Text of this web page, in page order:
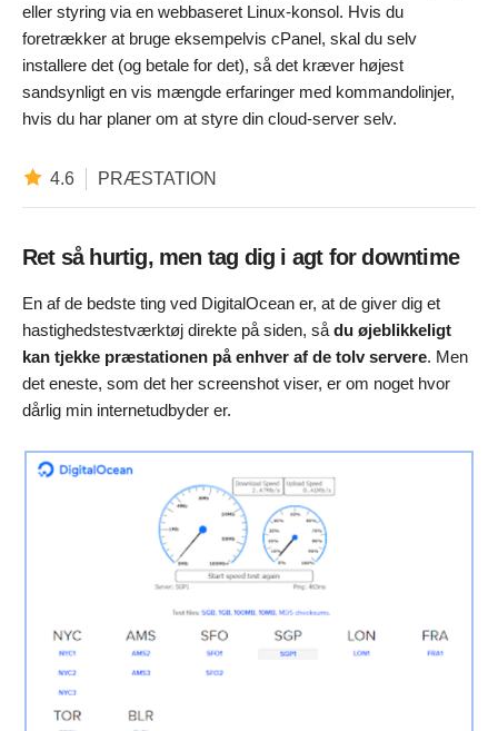
eller styring via en webbaseret Linux-konsol. Hvis du
foretrækker at bruge eksempelvis cPanel, skal du selv
installere det (og betale for det), så det kræver højest
sandsynligt en vis mængde erfaringer med kommandolinjer,
hvis du har planer om at styre din cloud-server selv.
4.6 PRÆSTATION
Ret så hurtig, men tag dig i agt for downtime
En af de bedste ting ved DigitalOcean er, at de giver dig et
hastighedstestværktøj direkte på siden, så du øjeblikkeligt
kan tjekke præstationen på enhver af de tolv servere. Men
det eneste, som det her screenshot viser, er om noget hvor
dårlig min internetudbyder er.